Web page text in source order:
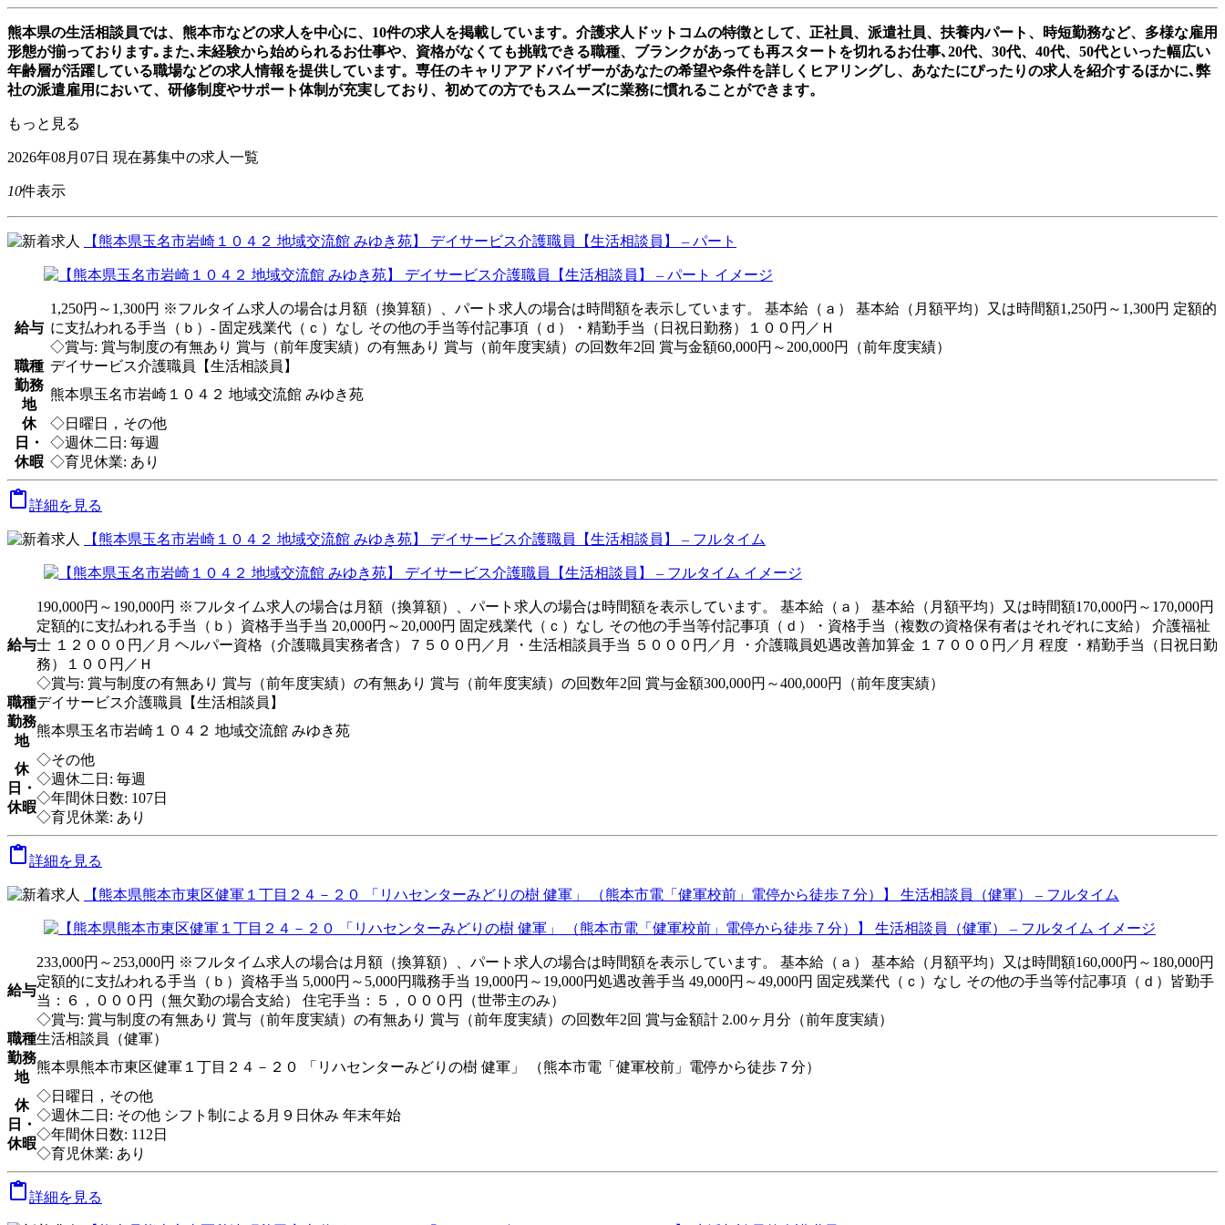
熊本県の生活相談員では、熊本市などの求人を中心に、10件の求人を掲載しています。介護求人ドットコムの特徴として、正社員、派遣社員、扶養内パート、時短勤務など、多様な雇用
形態が揃っております｡また､未経験から始められるお仕事や、資格がなくても挑戦できる職種、ブランクがあっても再スタートを切れるお仕事､20代、30代、40代、50代といった幅広い
年齢層が活躍している職場などの求人情報を提供しています。専任のキャリアアドバイザーがあなたの希望や条件を詳しくヒアリングし、あなたにぴったりの求人を紹介するほかに､弊
社の派遣雇用において、研修制度やサポート体制が充実しており、初めての方でもスムーズに業務に慣れることができます。
もっと見る
2026年08月07日 現在募集中の求人一覧
10件表示
【熊本県玉名市岩崎１０４２ 地域交流館 みゆき苑】 デイサービス介護職員【生活相談員】 – パート
給与
1,250円～1,300円 ※フルタイム求人の場合は月額（換算額）、パート求人の場合は時間額を表示しています。 基本給（ａ） 基本給（月額平均）又は時間額1,250円～1,300円 定額的
に支払われる手当（ｂ）- 固定残業代（ｃ）なし その他の手当等付記事項（ｄ）・精勤手当（日祝日勤務）１００円／Ｈ
◇賞与: 賞与制度の有無あり 賞与（前年度実績）の有無あり 賞与（前年度実績）の回数年2回 賞与金額60,000円～200,000円（前年度実績）
職種 デイサービス介護職員【生活相談員】
勤務
地
熊本県玉名市岩崎１０４２ 地域交流館 みゆき苑
休
日・
休暇
◇日曜日，その他
◇週休二日: 毎週
◇育児休業: あり
 詳細を見る
【熊本県玉名市岩崎１０４２ 地域交流館 みゆき苑】 デイサービス介護職員【生活相談員】 – フルタイム
給与
190,000円～190,000円 ※フルタイム求人の場合は月額（換算額）、パート求人の場合は時間額を表示しています。 基本給（ａ） 基本給（月額平均）又は時間額170,000円～170,000円
定額的に支払われる手当（ｂ）資格手当手当 20,000円～20,000円 固定残業代（ｃ）なし その他の手当等付記事項（ｄ）・資格手当（複数の資格保有者はそれぞれに支給） 介護福祉
士 １２０００円／月 ヘルパー資格（介護職員実務者含）７５００円／月 ・生活相談員手当 ５０００円／月 ・介護職員処遇改善加算金 １７０００円／月 程度 ・精勤手当（日祝日勤
務）１００円／Ｈ
◇賞与: 賞与制度の有無あり 賞与（前年度実績）の有無あり 賞与（前年度実績）の回数年2回 賞与金額300,000円～400,000円（前年度実績）
職種デイサービス介護職員【生活相談員】
勤務
地
熊本県玉名市岩崎１０４２ 地域交流館 みゆき苑
休
日・
休暇
◇その他
◇週休二日: 毎週
◇年間休日数: 107日
◇育児休業: あり
 詳細を見る
【熊本県熊本市東区健軍１丁目２４－２０ 「リハセンターみどりの樹 健軍」 （熊本市電「健軍校前」電停から徒歩７分）】 生活相談員（健軍） – フルタイム
給与
233,000円～253,000円 ※フルタイム求人の場合は月額（換算額）、パート求人の場合は時間額を表示しています。 基本給（ａ） 基本給（月額平均）又は時間額160,000円～180,000円
定額的に支払われる手当（ｂ）資格手当 5,000円～5,000円職務手当 19,000円～19,000円処遇改善手当 49,000円～49,000円 固定残業代（ｃ）なし その他の手当等付記事項（ｄ）皆勤手
当：６，０００円（無欠勤の場合支給） 住宅手当：５，０００円（世帯主のみ）
◇賞与: 賞与制度の有無あり 賞与（前年度実績）の有無あり 賞与（前年度実績）の回数年2回 賞与金額計 2.00ヶ月分（前年度実績）
職種生活相談員（健軍）
勤務
地
熊本県熊本市東区健軍１丁目２４－２０ 「リハセンターみどりの樹 健軍」 （熊本市電「健軍校前」電停から徒歩７分）
休
日・
休暇
◇日曜日，その他
◇週休二日: その他 シフト制による月９日休み 年末年始
◇年間休日数: 112日
◇育児休業: あり
 詳細を見る